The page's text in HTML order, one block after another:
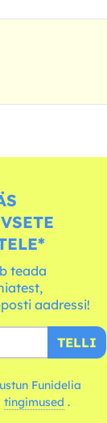
teada
aadressi!
TELLI
Funidelia
tingimused .